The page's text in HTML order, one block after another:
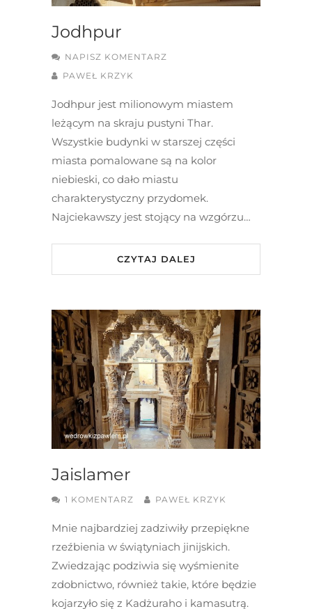
Jodhpur
NAPISZ KOMENTARZ
PAWEŁ KRZYK
Jodhpur jest milionowym miastem
leżącym na skraju pustyni Thar.
Wszystkie budynki w starszej części
miasta pomalowane są na kolor
niebieski, co dało miastu
charakterystyczny przydomek.
Najciekawszy jest stojący na wzgórzu…
CZYTAJ DALEJ
Jaislamer
1 KOMENTARZ PAWEŁ KRZYK
Mnie najbardziej zadziwiły przepiękne
rzeźbienia w świątyniach jinijskich.
Zwiedzając podziwia się wyśmienite
zdobnictwo, również takie, które będzie
kojarzyło się z Kadżuraho i kamasutrą.